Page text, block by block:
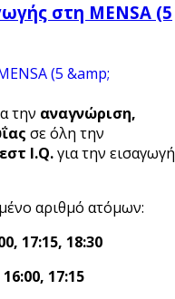
στη MENSA (5
την αναγνώριση,
σε όλη την
I.Q.για την εισαγωγή
αριθμό ατόμων:
17:15, 18:30
16:00, 17:15